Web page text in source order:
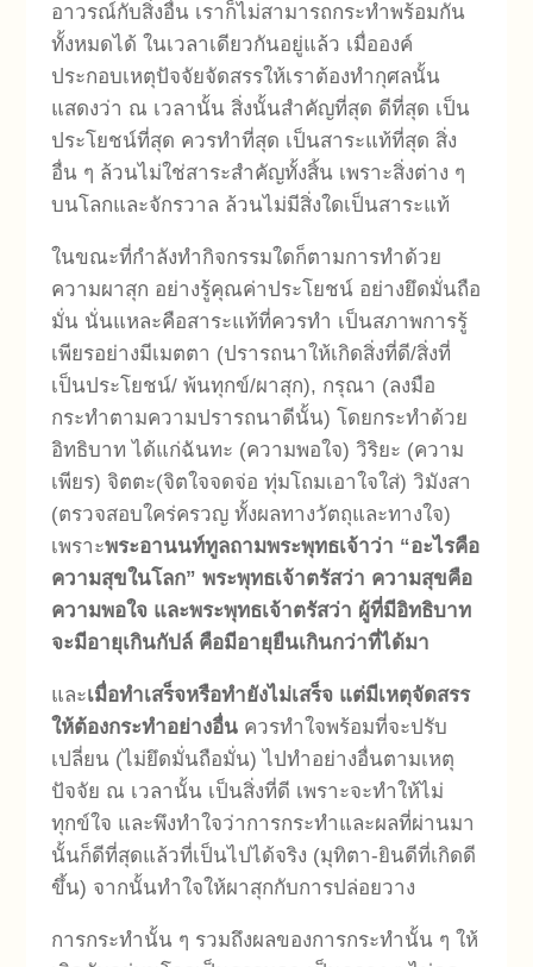
อาวรณ์กับสิ่งอื่น เราก็ไม่สามารถกระทำพร้อมกัน
ทั้งหมดได้ ในเวลาเดียวกันอยู่แล้ว เมื่อองค์
ประกอบเหตุปัจจัยจัดสรรให้เราต้องทำกุศลนั้น
แสดงว่า ณ เวลานั้น สิ่งนั้นสำคัญที่สุด ดีที่สุด เป็น
ประโยชน์ที่สุด ควรทำที่สุด เป็นสาระแท้ที่สุด สิ่ง
อื่น ๆ ล้วนไม่ใช่สาระสำคัญทั้งสิ้น เพราะสิ่งต่าง ๆ
บนโลกและจักรวาล ล้วนไม่มีสิ่งใดเป็นสาระแท้
ในขณะที่กำลังทำกิจกรรมใดก็ตามการทำด้วย
ความผาสุก อย่างรู้คุณค่าประโยชน์ อย่างยึดมั่นถือ
มั่น นั่นแหละคือสาระแท้ที่ควรทำ เป็นสภาพการรู้
เพียรอย่างมีเมตตา (ปรารถนาให้เกิดสิ่งที่ดี/สิ่งที่
เป็นประโยชน์/ พ้นทุกข์/ผาสุก), กรุณา (ลงมือ
กระทำตามความปรารถนาดีนั้น) โดยกระทำด้วย
อิทธิบาท ได้แก่ฉันทะ (ความพอใจ) วิริยะ (ความ
เพียร) จิตตะ(จิตใจจดจ่อ ทุ่มโถมเอาใจใส่) วิมังสา
(ตรวจสอบใคร่ครวญ ทั้งผลทางวัตถุและทางใจ)
เพราะพระอานนท์ทูลถามพระพุทธเจ้าว่า “อะไรคือ
ความสุขในโลก” พระพุทธเจ้าตรัสว่า ความสุขคือ
ความพอใจ และพระพุทธเจ้าตรัสว่า ผู้ที่มีอิทธิบาท
จะมีอายุเกินกัปล์ คือมีอายุยืนเกินกว่าที่ได้มา
และเมื่อทำเสร็จหรือทำยังไม่เสร็จ แต่มีเหตุจัดสรร
ให้ต้องกระทำอย่างอื่น ควรทำใจพร้อมที่จะปรับ
เปลี่ยน (ไม่ยึดมั่นถือมั่น) ไปทำอย่างอื่นตามเหตุ
ปัจจัย ณ เวลานั้น เป็นสิ่งที่ดี เพราะจะทำให้ไม่
ทุกข์ใจ และพึงทำใจว่าการกระทำและผลที่ผ่านมา
นั้นก็ดีที่สุดแล้วที่เป็นไปได้จริง (มุทิตา-ยินดีที่เกิดดี
ขึ้น) จากนั้นทำใจให้ผาสุกกับการปล่อยวาง
การกระทำนั้น ๆ รวมถึงผลของการกระทำนั้น ๆ ให้